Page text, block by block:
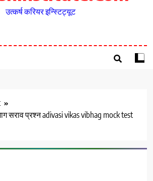
उत्कर्ष करियर इन्स्टिट्यूट
सराव प्रश्न adivasi vikas vibhag mock test